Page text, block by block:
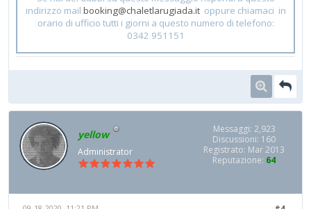
indirizzo mail booking@chaletlarugiada.itoppure chiamaci in
orario di ufficio tutti i giorni a questo numero di telefono:
0342 951151
yellow
Administrator
Messaggi: 2,923
Discussioni: 160
Registrato: Mar 2013
Reputazione: 64